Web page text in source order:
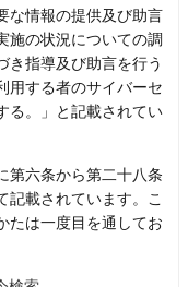
な情報の提供及び助言
施の状況についての調
き指導及び助言を行う
用する者のサイバーセ
る。」と記載されてい
第六条から第二十八条
記載されています。こ
たは一度目を通してお